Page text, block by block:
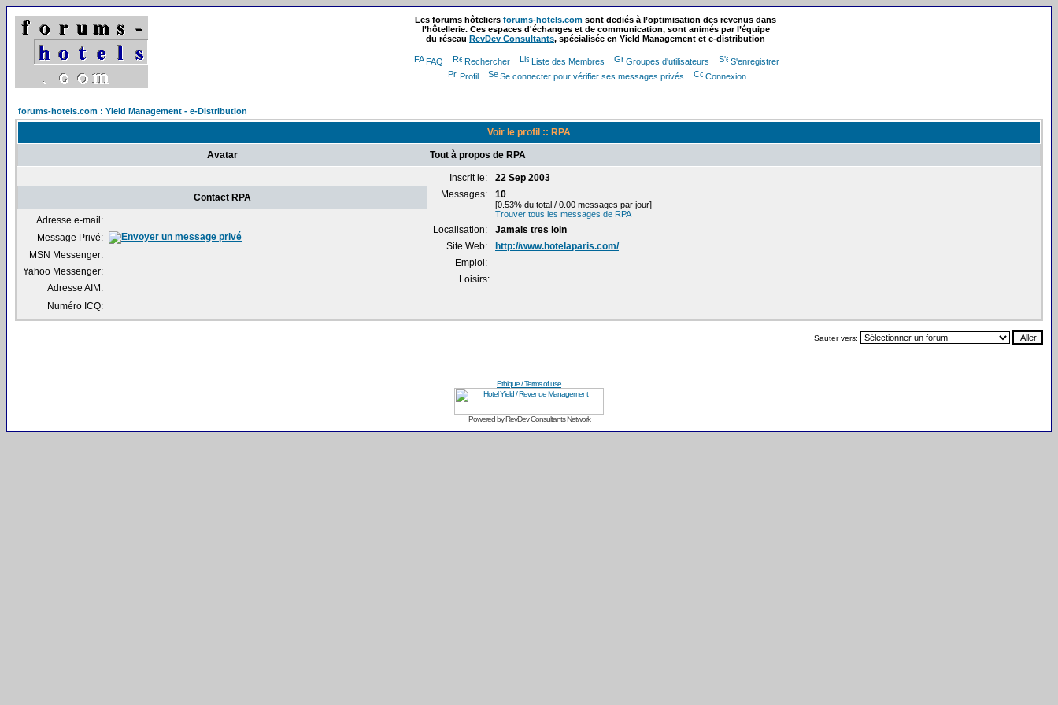
Les forums hôteliers forums-hotels.com sont dediés à l’optimisation des revenus dans
l’hôtellerie. Ces espaces d'échanges et de communication, sont animés par l’équipe
du réseau RevDev Consultants, spécialisée en Yield Management et e-distribution
FAQ Rechercher Liste des Membres Groupes d'utilisateurs
S'enregistrer
Profil
Se connecter pour vérifier ses messages privés Connexion
forums-hotels.com : Yield Management - e-Distribution
Voir le profil :: RPA
Avatar Tout à propos de RPA
Inscrit le:
22 Sep 2003
Messages:
10
[0.53% du total / 0.00 messages par jour]
Trouver tous les messages de RPA
Localisation:
Jamais tres loin
Site Web:
http://www.hotelaparis.com/
Emploi:
Loisirs:
Contact RPA
Adresse e-mail:
Message Privé:
MSN Messenger:
Yahoo Messenger:
Adresse AIM:
Numéro ICQ:
Sauter vers:
Ethique / Terms of use
Powered by RevDev Consultants Network